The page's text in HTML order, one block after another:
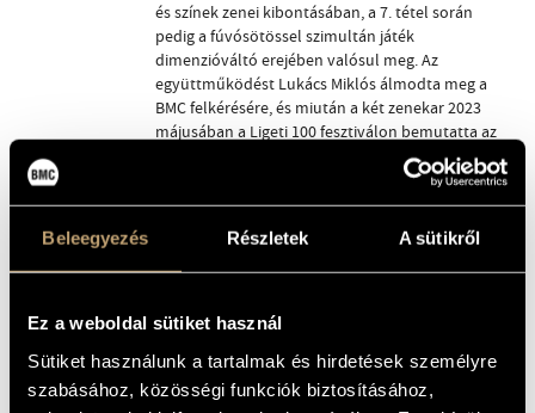
Beleegyezés Részletek A sütikről
Ez a weboldal sütiket használ
Sütiket használunk a tartalmak és hirdetések személyre
szabásához, közösségi funkciók biztosításához,
és színek zenei kibontásában, a 7. tétel során
pedig a fúvósötössel szimultán játék
dimenzióváltó erejében valósul meg. Az
együttműködést Lukács Miklós álmodta meg a
BMC felkérésére, és miután a két zenekar 2023
májusában a Ligeti 100 fesztiválon bemutatta az
anyagot, stúdióba is vonultak – ennek
eredményét ismerhette meg a közönség 2024
februárjában, most pedig a Citizen Jazz kritikusa
méltattaa lemezt.
FUR: Bond
albumával csatlakozott a BMC Records
megjelenése után fel is kerülta Citizen Jazz ÉLU
listájára. A lemez anyaga színtiszta jazz, amelyben